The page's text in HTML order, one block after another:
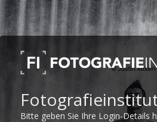
Bitte geben Sie Ihre Login-Details